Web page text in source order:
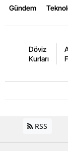
Gündem
Döviz
Kurları
RSS